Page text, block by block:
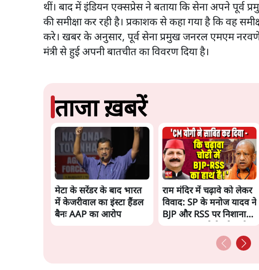
थीं। बाद में इंडियन एक्सप्रेस ने बताया कि सेना अपने पूर्व
की समीक्षा कर रही है। प्रकाशक से कहा गया है कि वह
करे। खबर के अनुसार, पूर्व सेना प्रमुख जनरल एमएम
मंत्री से हुई अपनी बातचीत का विवरण दिया है।
ताजा ख़बरें
मेटा के सरेंडर के बाद भारत
में केजरीवाल का इंस्टा हैंडल
बैनः AAP का आरोप
राम मंदिर में चढ़ावे को लेकर
विवाद: SP के मनोज यादव ने
BJP और RSS पर निशाना